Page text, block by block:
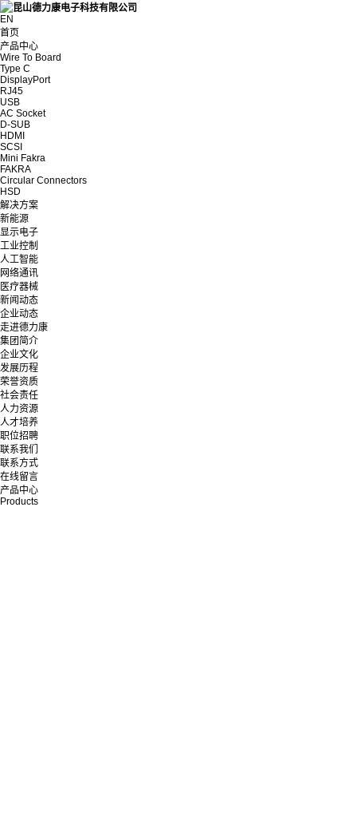
EN
首页
产品中心
Wire To Board
Type C
DisplayPort
RJ45
USB
AC Socket
D-SUB
HDMI
SCSI
Mini Fakra
FAKRA
Circular Connectors
HSD
解决方案
新能源
显示电子
工业控制
人工智能
网络通讯
医疗器械
新闻动态
企业动态
走进德力康
集团简介
企业文化
发展历程
荣誉资质
社会责任
人力资源
人才培养
职位招聘
联系我们
联系方式
在线留言
产品中心
Products